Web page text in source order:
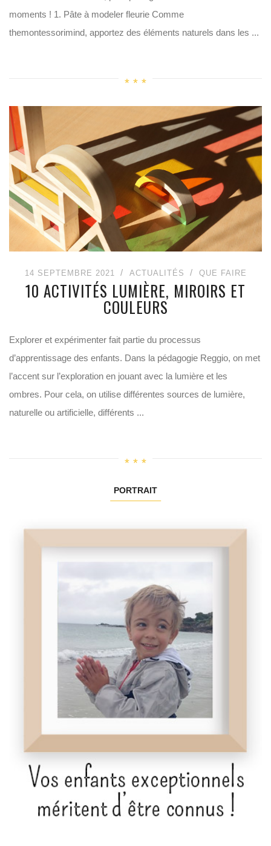
moments ! 1. Pâte à modeler fleurie Comme
themontessorimind, apportez des éléments naturels dans les ...
14 SEPTEMBRE 2021 ACTUALITÉS QUE FAIRE
10 ACTIVITÉS LUMIÈRE, MIROIRS ET
COULEURS
Explorer et expérimenter fait partie du processus
d’apprentissage des enfants. Dans la pédagogie Reggio, on met
l’accent sur l’exploration en jouant avec la lumière et les
ombres. Pour cela, on utilise différentes sources de lumière,
naturelle ou artificielle, différents ...
PORTRAIT